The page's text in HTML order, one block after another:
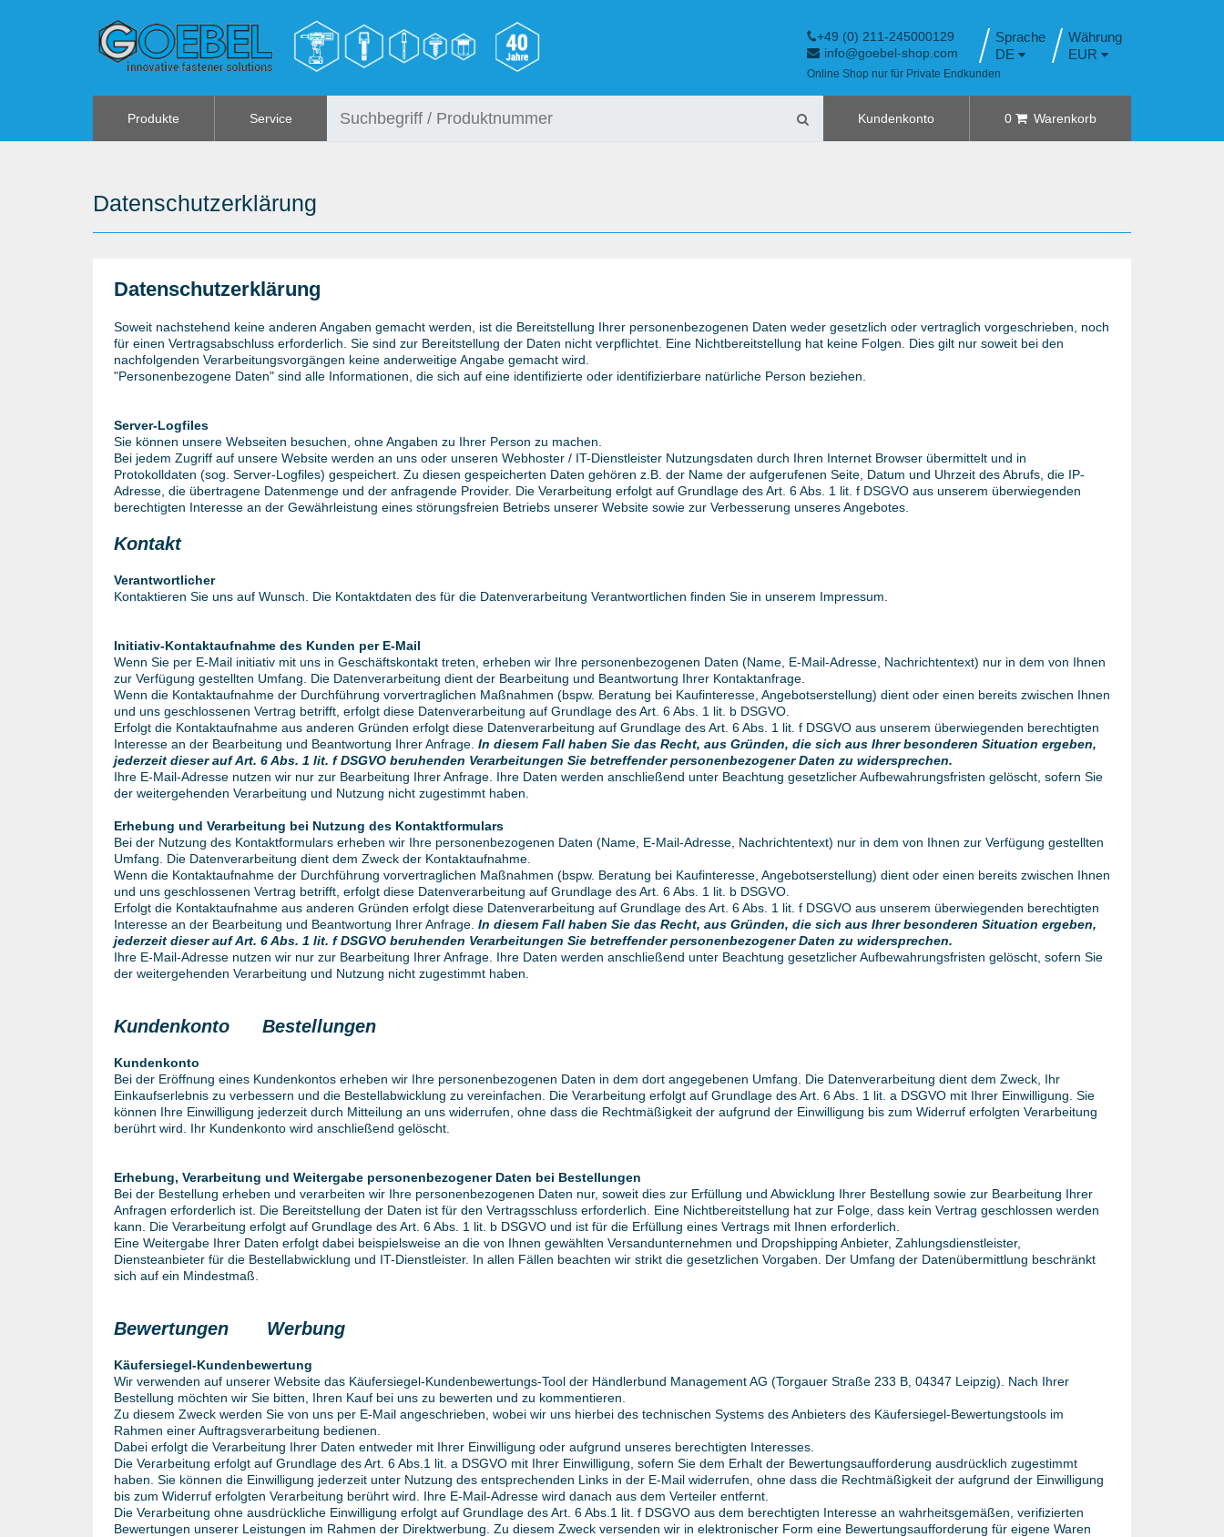
Sprache
DE
EUR
+49 (0) 211-245000129
info@goebel-shop.com
Online Shop nur für Private Endkunden
Produkte
SPEZIAL NIETE
NIETMUTTERN
SPANN & SCHNELLVERSCHLÜSSE
METALLWAREN
KLEBEN UND DICHTEN
Service
KATALOGE
FAQ - Häufig gestellte Fragen
Kundenkonto 0 Warenkorb
Daten­schutz­erklärung
Datenschutzerklärung
Soweit nachstehend keine anderen Angaben gemacht werden, ist die Bereitstellung Ihrer personenbezogenen Daten weder gesetzlich oder vertraglich vorgeschrieben, noch
für einen Vertragsabschluss erforderlich. Sie sind zur Bereitstellung der Daten nicht verpflichtet. Eine Nichtbereitstellung hat keine Folgen. Dies gilt nur soweit bei den
nachfolgenden Verarbeitungsvorgängen keine anderweitige Angabe gemacht wird.
"Personenbezogene Daten" sind alle Informationen, die sich auf eine identifizierte oder identifizierbare natürliche Person beziehen.
Server-Logfiles
Sie können unsere Webseiten besuchen, ohne Angaben zu Ihrer Person zu machen.
Bei jedem Zugriff auf unsere Website werden an uns oder unseren Webhoster / IT-Dienstleister Nutzungsdaten durch Ihren Internet Browser übermittelt und in
Protokolldaten (sog. Server-Logfiles) gespeichert. Zu diesen gespeicherten Daten gehören z.B. der Name der aufgerufenen Seite, Datum und Uhrzeit des Abrufs, die IP-
Adresse, die übertragene Datenmenge und der anfragende Provider. Die Verarbeitung erfolgt auf Grundlage des Art. 6 Abs. 1 lit. f DSGVO aus unserem überwiegenden
berechtigten Interesse an der Gewährleistung eines störungsfreien Betriebs unserer Website sowie zur Verbesserung unseres Angebotes.
Kontakt
Verantwortlicher
Kontaktieren Sie uns auf Wunsch. Die Kontaktdaten des für die Datenverarbeitung Verantwortlichen finden Sie in unserem Impressum.
Initiativ-Kontaktaufnahme des Kunden per E-Mail
Wenn Sie per E-Mail initiativ mit uns in Geschäftskontakt treten, erheben wir Ihre personenbezogenen Daten (Name, E-Mail-Adresse, Nachrichtentext) nur in dem von Ihnen
zur Verfügung gestellten Umfang. Die Datenverarbeitung dient der Bearbeitung und Beantwortung Ihrer Kontaktanfrage.
Wenn die Kontaktaufnahme der Durchführung vorvertraglichen Maßnahmen (bspw. Beratung bei Kaufinteresse, Angebotserstellung) dient oder einen bereits zwischen Ihnen
und uns geschlossenen Vertrag betrifft, erfolgt diese Datenverarbeitung auf Grundlage des Art. 6 Abs. 1 lit. b DSGVO.
Erfolgt die Kontaktaufnahme aus anderen Gründen erfolgt diese Datenverarbeitung auf Grundlage des Art. 6 Abs. 1 lit. f DSGVO aus unserem überwiegenden berechtigten
Interesse an der Bearbeitung und Beantwortung Ihrer Anfrage. In diesem Fall haben Sie das Recht, aus Gründen, die sich aus Ihrer besonderen Situation ergeben,
jederzeit dieser auf Art. 6 Abs. 1 lit. f DSGVO beruhenden Verarbeitungen Sie betreffender personenbezogener Daten zu widersprechen.
Ihre E-Mail-Adresse nutzen wir nur zur Bearbeitung Ihrer Anfrage. Ihre Daten werden anschließend unter Beachtung gesetzlicher Aufbewahrungsfristen gelöscht, sofern Sie
der weitergehenden Verarbeitung und Nutzung nicht zugestimmt haben.
Erhebung und Verarbeitung bei Nutzung des Kontaktformulars
Bei der Nutzung des Kontaktformulars erheben wir Ihre personenbezogenen Daten (Name, E-Mail-Adresse, Nachrichtentext) nur in dem von Ihnen zur Verfügung gestellten
Umfang. Die Datenverarbeitung dient dem Zweck der Kontaktaufnahme.
Wenn die Kontaktaufnahme der Durchführung vorvertraglichen Maßnahmen (bspw. Beratung bei Kaufinteresse, Angebotserstellung) dient oder einen bereits zwischen Ihnen
und uns geschlossenen Vertrag betrifft, erfolgt diese Datenverarbeitung auf Grundlage des Art. 6 Abs. 1 lit. b DSGVO.
Erfolgt die Kontaktaufnahme aus anderen Gründen erfolgt diese Datenverarbeitung auf Grundlage des Art. 6 Abs. 1 lit. f DSGVO aus unserem überwiegenden berechtigten
Interesse an der Bearbeitung und Beantwortung Ihrer Anfrage. In diesem Fall haben Sie das Recht, aus Gründen, die sich aus Ihrer besonderen Situation ergeben,
jederzeit dieser auf Art. 6 Abs. 1 lit. f DSGVO beruhenden Verarbeitungen Sie betreffender personenbezogener Daten zu widersprechen.
Ihre E-Mail-Adresse nutzen wir nur zur Bearbeitung Ihrer Anfrage. Ihre Daten werden anschließend unter Beachtung gesetzlicher Aufbewahrungsfristen gelöscht, sofern Sie
der weitergehenden Verarbeitung und Nutzung nicht zugestimmt haben.
Kundenkonto Bestellungen
Kundenkonto
Bei der Eröffnung eines Kundenkontos erheben wir Ihre personenbezogenen Daten in dem dort angegebenen Umfang. Die Datenverarbeitung dient dem Zweck, Ihr
Einkaufserlebnis zu verbessern und die Bestellabwicklung zu vereinfachen. Die Verarbeitung erfolgt auf Grundlage des Art. 6 Abs. 1 lit. a DSGVO mit Ihrer Einwilligung. Sie
können Ihre Einwilligung jederzeit durch Mitteilung an uns widerrufen, ohne dass die Rechtmäßigkeit der aufgrund der Einwilligung bis zum Widerruf erfolgten Verarbeitung
berührt wird. Ihr Kundenkonto wird anschließend gelöscht.
Erhebung, Verarbeitung und Weitergabe personenbezogener Daten bei Bestellungen
Bei der Bestellung erheben und verarbeiten wir Ihre personenbezogenen Daten nur, soweit dies zur Erfüllung und Abwicklung Ihrer Bestellung sowie zur Bearbeitung Ihrer
Anfragen erforderlich ist. Die Bereitstellung der Daten ist für den Vertragsschluss erforderlich. Eine Nichtbereitstellung hat zur Folge, dass kein Vertrag geschlossen werden
kann. Die Verarbeitung erfolgt auf Grundlage des Art. 6 Abs. 1 lit. b DSGVO und ist für die Erfüllung eines Vertrags mit Ihnen erforderlich.
Eine Weitergabe Ihrer Daten erfolgt dabei beispielsweise an die von Ihnen gewählten Versandunternehmen und Dropshipping Anbieter, Zahlungsdienstleister,
Diensteanbieter für die Bestellabwicklung und IT-Dienstleister. In allen Fällen beachten wir strikt die gesetzlichen Vorgaben. Der Umfang der Datenübermittlung beschränkt
sich auf ein Mindestmaß.
Bewertungen Werbung
Käufersiegel-Kundenbewertung
Wir verwenden auf unserer Website das Käufersiegel-Kundenbewertungs-Tool der Händlerbund Management AG (Torgauer Straße 233 B, 04347 Leipzig). Nach Ihrer
Bestellung möchten wir Sie bitten, Ihren Kauf bei uns zu bewerten und zu kommentieren.
Zu diesem Zweck werden Sie von uns per E-Mail angeschrieben, wobei wir uns hierbei des technischen Systems des Anbieters des Käufersiegel-Bewertungstools im
Rahmen einer Auftragsverarbeitung bedienen.
Dabei erfolgt die Verarbeitung Ihrer Daten entweder mit Ihrer Einwilligung oder aufgrund unseres berechtigten Interesses.
Die Verarbeitung erfolgt auf Grundlage des Art. 6 Abs.1 lit. a DSGVO mit Ihrer Einwilligung, sofern Sie dem Erhalt der Bewertungsaufforderung ausdrücklich zugestimmt
haben. Sie können die Einwilligung jederzeit unter Nutzung des entsprechenden Links in der E-Mail widerrufen, ohne dass die Rechtmäßigkeit der aufgrund der Einwilligung
bis zum Widerruf erfolgten Verarbeitung berührt wird. Ihre E-Mail-Adresse wird danach aus dem Verteiler entfernt.
Die Verarbeitung ohne ausdrückliche Einwilligung erfolgt auf Grundlage des Art. 6 Abs.1 lit. f DSGVO aus dem berechtigten Interesse an wahrheitsgemäßen, verifizierten
Bewertungen unserer Leistungen im Rahmen der Direktwerbung. Zu diesem Zweck versenden wir in elektronischer Form eine Bewertungsaufforderung für eigene Waren